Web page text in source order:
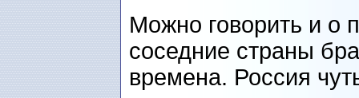
Можно говорить и о
соседние страны
времена. Россия